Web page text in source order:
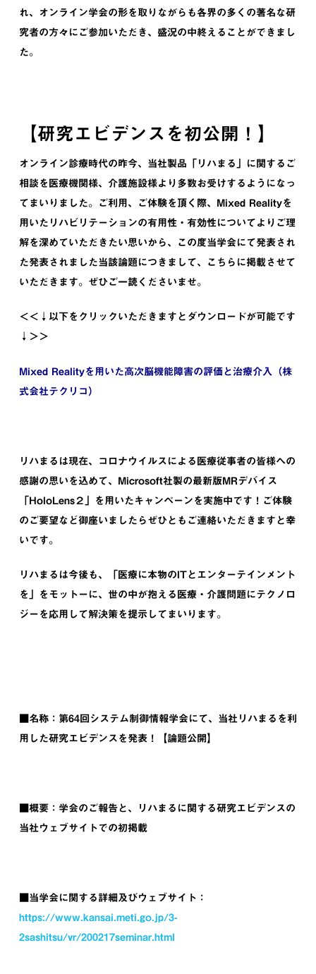
れ、オンライン学会の形を取りながらも各界の多くの著名な研
究者の方々にご参加いただき、盛況の中終えることができまし
た。
【研究エビデンスを初公開！】
オンライン診療時代の昨今、当社製品「リハまる」に関するご
相談を医療機関様、介護施設様より多数お受けするようになっ
てまいりました。ご利用、ご体験を頂く際、Mixed Realityを
用いたリハビリテーションの有用性・有効性についてよりご理
解を深めていただきたい思いから、この度当学会にて発表され
た発表されました当該論題につきまして、こちらに掲載させて
いただきます。ぜひご一読くださいませ。
＜＜↓以下をクリックいただきますとダウンロードが可能です
↓＞＞
Mixed Realityを用いた高次脳機能障害の評価と治療介入（株
式会社テクリコ）
リハまるは現在、コロナウイルスによる医療従事者の皆様への
感謝の思いを込めて、Microsoft社製の最新版MRデバイス
「HoloLens２」を用いたキャンペーンを実施中です！ご体験
のご要望など御座いましたらぜひともご連絡いただきますと幸
いです。
リハまるは今後も、「医療に本物のITとエンターテインメント
を」をモットーに、世の中が抱える医療・介護問題にテクノロ
ジーを応用して解決策を提示してまいります。
■名称：第64回システム制御情報学会にて、当社リハまるを利
用した研究エビデンスを発表！【論題公開】
■概要：学会のご報告と、リハまるに関する研究エビデンスの
当社ウェブサイトでの初掲載
■当学会に関する詳細及びウェブサイト：
https://www.kansai.meti.go.jp/3-
2sashitsu/vr/200217seminar.html